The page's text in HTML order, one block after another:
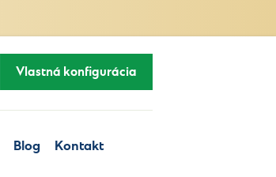
Vlastná konfigurácia
Blog Kontakt